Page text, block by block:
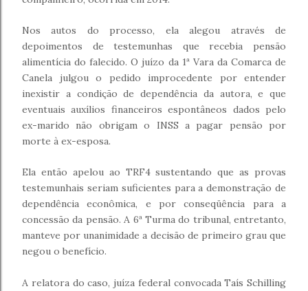
Nos autos do processo, ela alegou através de
depoimentos de testemunhas que recebia pensão
alimentícia do falecido. O juízo da 1ª Vara da Comarca de
Canela julgou o pedido improcedente por entender
inexistir a condição de dependência da autora, e que
eventuais auxílios financeiros espontâneos dados pelo
ex-marido não obrigam o INSS a pagar pensão por
morte à ex-esposa.
Ela então apelou ao TRF4 sustentando que as provas
testemunhais seriam suficientes para a demonstração de
dependência econômica, e por conseqüência para a
concessão da pensão. A 6ª Turma do tribunal, entretanto,
manteve por unanimidade a decisão de primeiro grau que
negou o benefício.
A relatora do caso, juíza federal convocada Taís Schilling